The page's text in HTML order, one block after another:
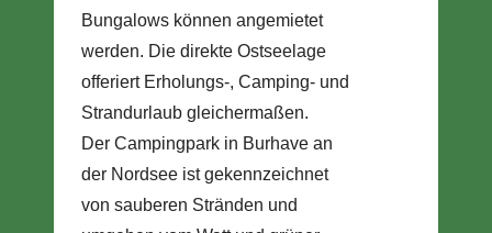
Bungalows können angemietet
werden. Die direkte Ostseelage
offeriert Erholungs-, Camping- und
Strandurlaub gleichermaßen.
Der Campingpark in Burhave an
der Nordsee ist gekennzeichnet
von sauberen Stränden und